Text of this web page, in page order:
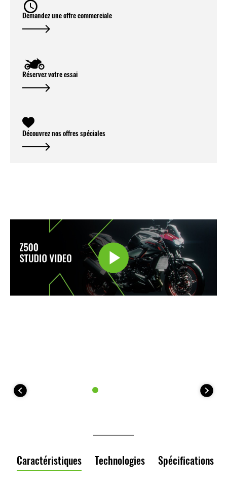
Demandez une offre commerciale
Réservez votre essai
Découvrez nos offres spéciales
Caractéristiques Technologies Spécifications